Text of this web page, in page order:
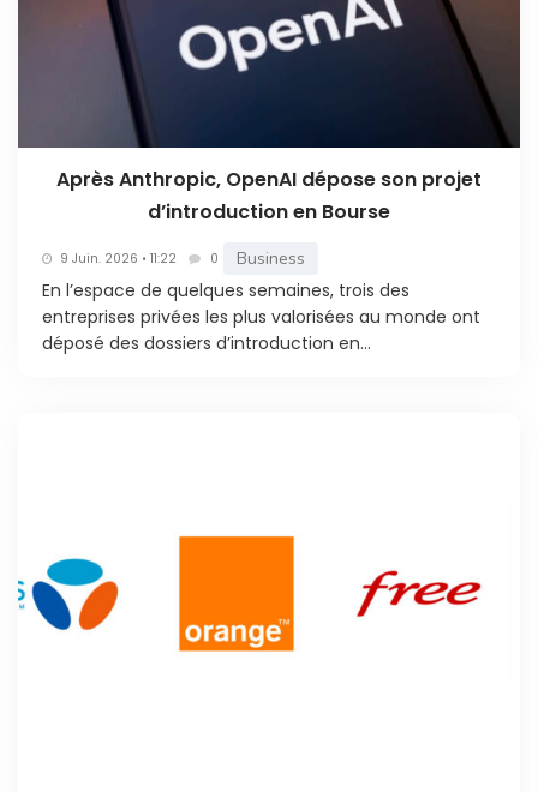
Après Anthropic, OpenAI dépose son projet
d’introduction en Bourse
9 Juin. 2026 • 11:22 0 Business
En l’espace de quelques semaines, trois des
entreprises privées les plus valorisées au monde ont
déposé des dossiers d’introduction en...